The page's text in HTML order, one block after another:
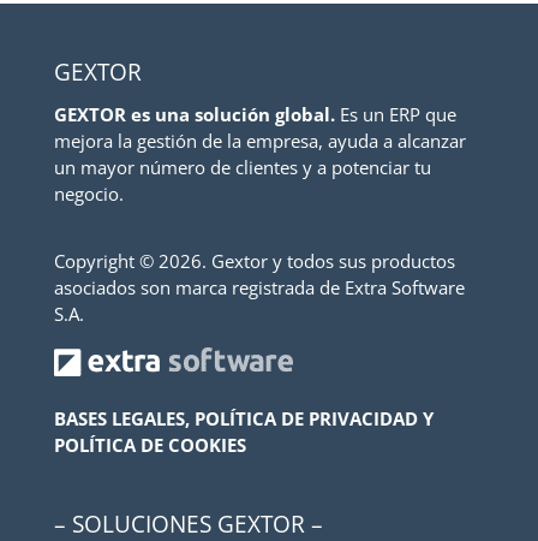
GEXTOR
GEXTOR es una solución global.Es un ERP que
mejora la gestión de la empresa, ayuda a alcanzar
un mayor número de clientes y a potenciar tu
negocio.
Copyright © 2026. Gextor y todos sus productos
asociados son marca registrada de Extra Software
S.A.
BASES LEGALES, POLÍTICA DE PRIVACIDAD Y
POLÍTICA DE COOKIES
– SOLUCIONES GEXTOR –